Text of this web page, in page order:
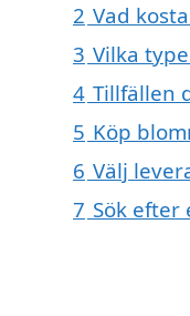
2 Vad
3 Vilka
4 Tillfällen
5 Köp
6 Välj
7 Sök